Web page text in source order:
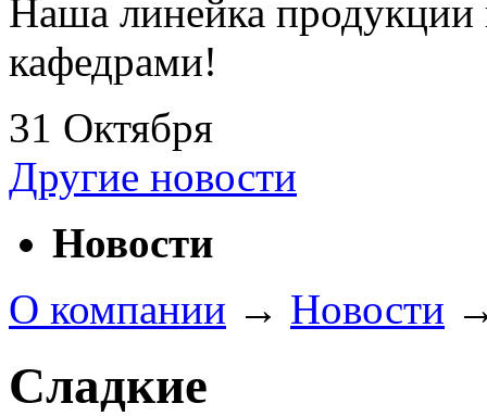
Наша линейка
кафедрами!
31 Октября
Другие новости
Новости
О компании → Новости
Сладкие